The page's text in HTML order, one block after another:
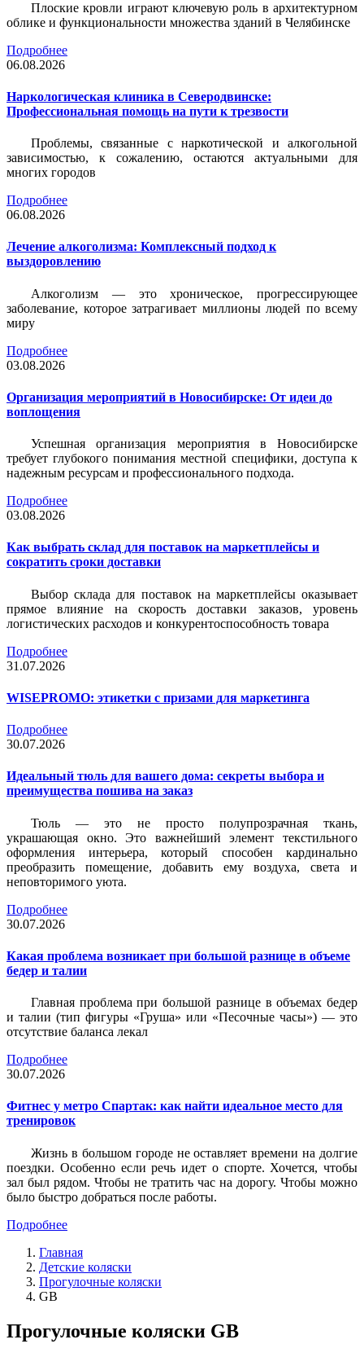
Плоские кровли играют ключевую роль в архитектурном
облике и функциональности множества зданий в Челябинске
Подробнее
06.08.2026
Наркологическая клиника в Северодвинске:
Профессиональная помощь на пути к трезвости
Проблемы, связанные с наркотической и алкогольной
зависимостью, к сожалению, остаются актуальными для
многих городов
Подробнее
06.08.2026
Лечение алкоголизма: Комплексный подход к
выздоровлению
Алкоголизм — это хроническое, прогрессирующее
заболевание, которое затрагивает миллионы людей по всему
миру
Подробнее
03.08.2026
Организация мероприятий в Новосибирске: От идеи до
воплощения
Успешная организация мероприятия в Новосибирске
требует глубокого понимания местной специфики, доступа к
надежным ресурсам и профессионального подхода.
Подробнее
03.08.2026
Как выбрать склад для поставок на маркетплейсы и
сократить сроки доставки
Выбор склада для поставок на маркетплейсы оказывает
прямое влияние на скорость доставки заказов, уровень
логистических расходов и конкурентоспособность товара
Подробнее
31.07.2026
WISEPROMO: этикетки с призами для маркетинга
Подробнее
30.07.2026
Идеальный тюль для вашего дома: секреты выбора и
преимущества пошива на заказ
Тюль — это не просто полупрозрачная ткань,
украшающая окно. Это важнейший элемент текстильного
оформления интерьера, который способен кардинально
преобразить помещение, добавить ему воздуха, света и
неповторимого уюта.
Подробнее
30.07.2026
Какая проблема возникает при большой разнице в объеме
бедер и талии
Главная проблема при большой разнице в объемах бедер
и талии (тип фигуры «Груша» или «Песочные часы») — это
отсутствие баланса лекал
Подробнее
30.07.2026
Фитнес у метро Спартак: как найти идеальное место для
тренировок
Жизнь в большом городе не оставляет времени на долгие
поездки. Особенно если речь идет о спорте. Хочется, чтобы
зал был рядом. Чтобы не тратить час на дорогу. Чтобы можно
было быстро добраться после работы.
Подробнее
Главная
Детские коляски
Прогулочные коляски
GB
Прогулочные коляски GB